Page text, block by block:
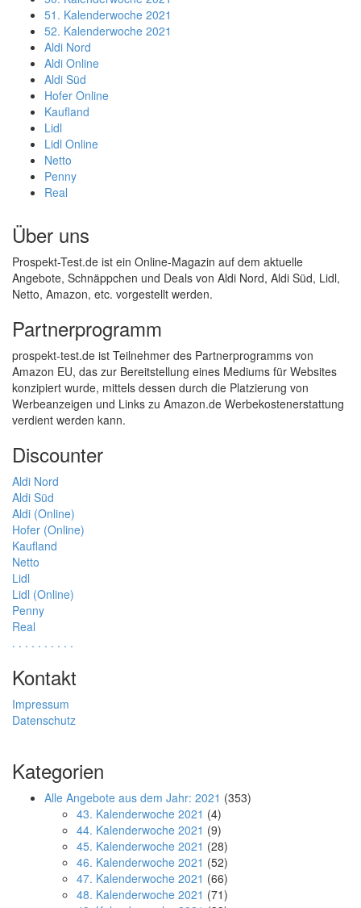
51. Kalenderwoche 2021
52. Kalenderwoche 2021
Aldi Nord
Aldi Online
Aldi Süd
Hofer Online
Kaufland
Lidl
Lidl Online
Netto
Penny
Real
Über uns
Prospekt-Test.de ist ein Online-Magazin auf dem aktuelle
Angebote, Schnäppchen und Deals von Aldi Nord, Aldi Süd, Lidl,
Netto, Amazon, etc. vorgestellt werden.
Partnerprogramm
prospekt-test.de ist Teilnehmer des Partnerprogramms von
Amazon EU, das zur Bereitstellung eines Mediums für Websites
konzipiert wurde, mittels dessen durch die Platzierung von
Werbeanzeigen und Links zu Amazon.de Werbekostenerstattung
verdient werden kann.
Discounter
Aldi Nord
Aldi Süd
Aldi (Online)
Hofer (Online)
Kaufland
Netto
Lidl
Lidl (Online)
Penny
Real
. . . . . . . . . .
Kontakt
Impressum
Datenschutz
Kategorien
Alle Angebote aus dem Jahr: 2021 (353)
43. Kalenderwoche 2021 (4)
44. Kalenderwoche 2021 (9)
45. Kalenderwoche 2021 (28)
46. Kalenderwoche 2021 (52)
47. Kalenderwoche 2021 (66)
48. Kalenderwoche 2021 (71)